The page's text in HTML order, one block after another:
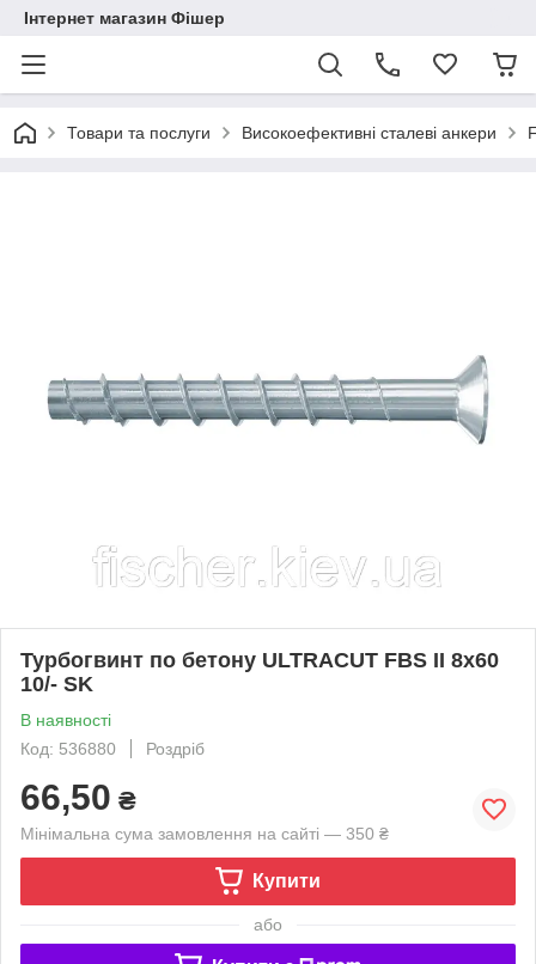
Інтернет магазин Фішер
Товари та послуги Високоефективні сталеві анкери
Турбогвинт по бетону ULTRACUT FBS II 8x60
10/- SK
В наявності
Код: 536880
Роздріб
66,50 ₴
Мінімальна сума замовлення на сайті — 350 ₴
Купити
або